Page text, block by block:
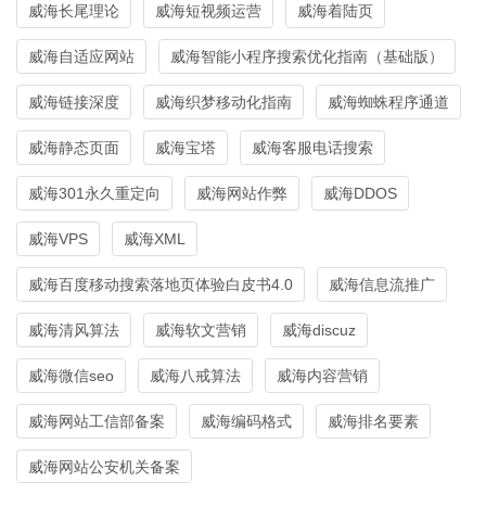
威海长尾理论 威海短视频运营 威海着陆页
威海自适应网站 威海智能小程序搜索优化指南（基础版）
威海链接深度 威海织梦移动化指南 威海蜘蛛程序通道
威海静态页面 威海宝塔 威海客服电话搜索
威海301永久重定向 威海网站作弊 威海DDOS
威海VPS 威海XML
威海百度移动搜索落地页体验白皮书4.0 威海信息流推广
威海清风算法 威海软文营销 威海discuz
威海微信seo 威海八戒算法 威海内容营销
威海网站工信部备案 威海编码格式 威海排名要素
威海网站公安机关备案